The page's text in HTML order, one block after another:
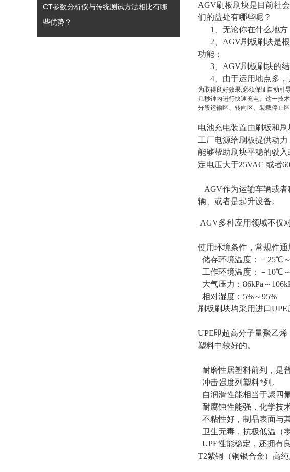
CT参数分析仪与传统测试方法相比有哪
些优势？
AGV刷板刷块是目前社
们的益处有哪些呢？
1、无论你在什么地方
2、AGV刷板刷块是根
功能；
3、AGV刷板刷块的结
4、由于运用地点多，
为取得良好效果,必须保证自动引
几秒钟内进行快速充电。这一技
分段运输区、转向区、装载停止
电池充电装置由刷板和
工厂电源给刷板提供动
能够帮助刷块平稳的驶
定电压大于25VAC 或者
AGV作为运输车辆或者
辆、或者是起升设备。
AGV多种应用领域不仅
使用环境条件，常规件通
储存环境温度：－25℃
工作环境温度：－10℃
大气压力：86kPa～
相对湿度：5%～95%
刷板刷块均采用进口UPE
UPE即超高分子量聚乙
塑料中较好的。
耐磨性居塑料前列，是
冲击强度列塑料*列。
自润滑性能相当于聚四
耐腐蚀性能强，化学技
不粘性好，制品表面与
卫生无毒，抗极低温（
UPE性能稳定，还拥有
T2紫铜（铜银合金）高